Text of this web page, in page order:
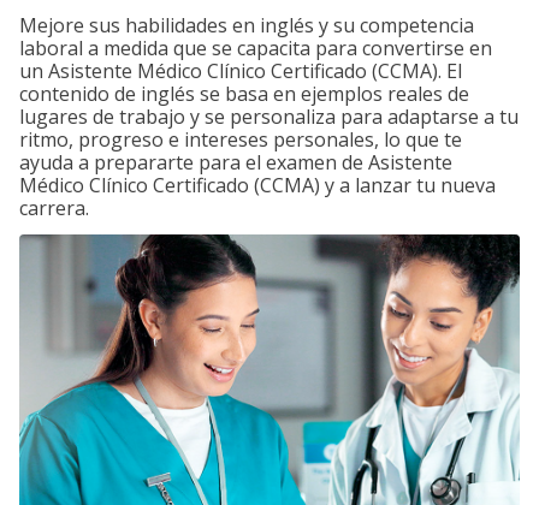
Mejore sus habilidades en inglés y su competencia
laboral a medida que se capacita para convertirse en
un Asistente Médico Clínico Certificado (CCMA). El
contenido de inglés se basa en ejemplos reales de
lugares de trabajo y se personaliza para adaptarse a tu
ritmo, progreso e intereses personales, lo que te
ayuda a prepararte para el examen de Asistente
Médico Clínico Certificado (CCMA) y a lanzar tu nueva
carrera.